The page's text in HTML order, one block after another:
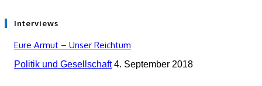
Interviews
Eure Armut – Unser Reichtum
Politik und Gesellschaft 4. September 2018